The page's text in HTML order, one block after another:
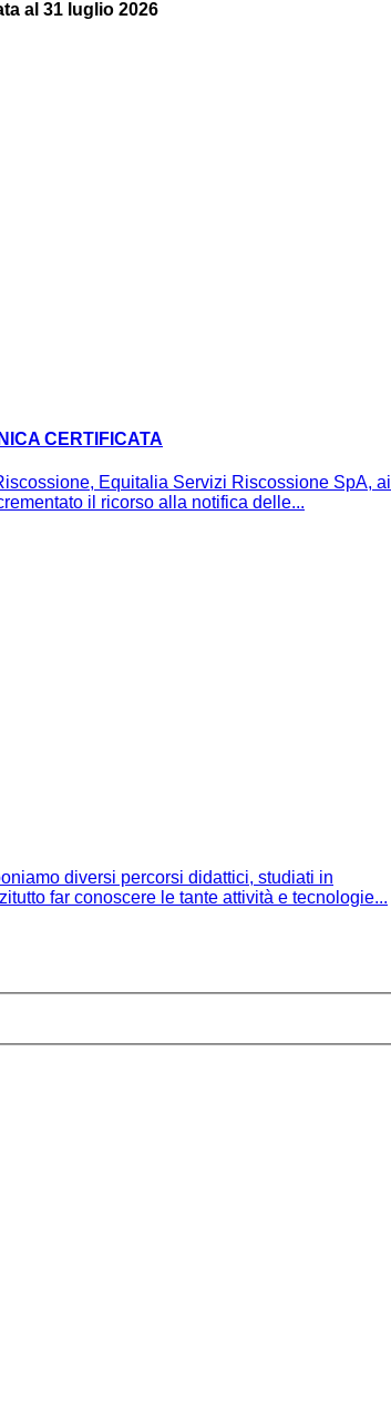
al 31 luglio 2026
CERTIFICATA
Equitalia Servizi Riscossione SpA, ai
il ricorso alla notifica delle...
diversi percorsi didattici, studiati in
far conoscere le tante attività e tecnologie...